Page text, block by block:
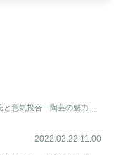
2022.02.22 11:00